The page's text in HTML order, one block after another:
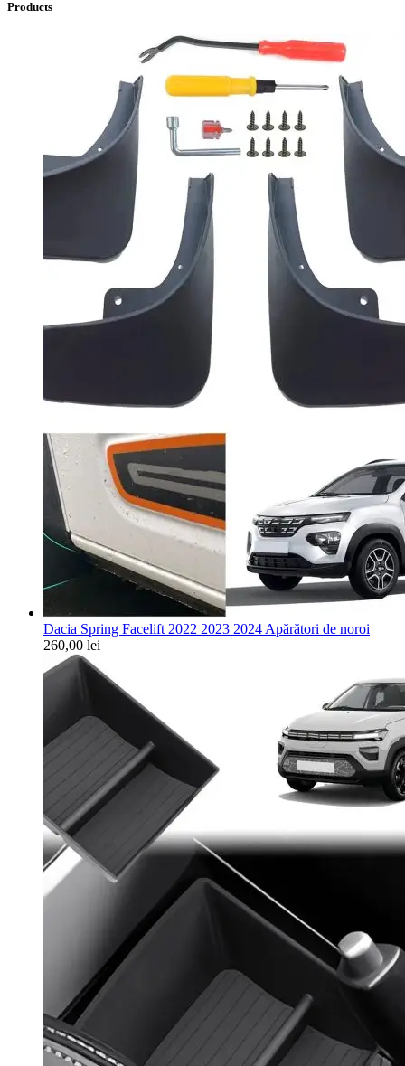
Products
Dacia Spring Facelift 2022 2023 2024 Apărători de noroi
260,00 lei